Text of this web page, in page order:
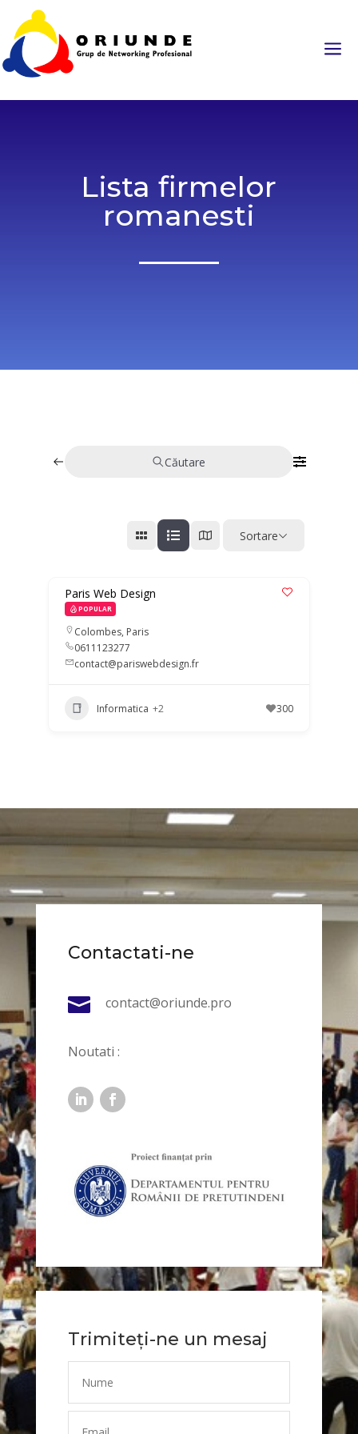
a
Lista firmelor
romanesti
Căutare
Sortare
Paris Web Design
POPULAR
Colombes, Paris
0611123277
contact@pariswebdesign.fr
Informatica +2 300
Contactati-ne
 contact@oriunde.pro
Noutati :
Trimiteți-ne un mesaj